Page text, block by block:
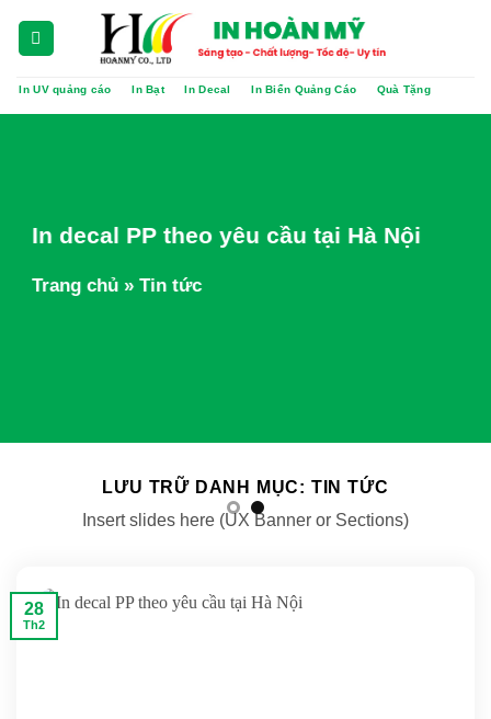
dungIn UV quảng cáo In Bạt In Decal In Biển Quảng Cáo Quà Tặng
In decal PP theo yêu cầu tại Hà Nội
Trang chủ »Tin tức
LƯU TRỮ DANH MỤC: TIN TỨC
Insert slides here (UX Banner or Sections)
28
Th2